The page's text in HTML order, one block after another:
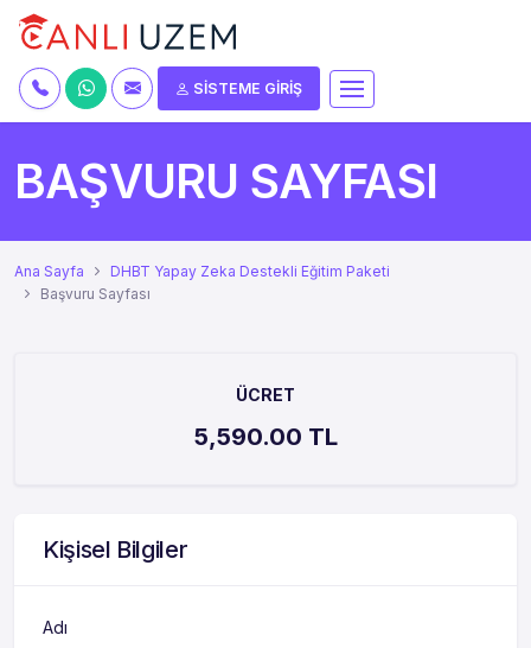
SİSTEME GİRİŞ
BAŞVURU SAYFASI
Ana Sayfa
DHBT Yapay Zeka Destekli Eğitim Paketi
Başvuru Sayfası
ÜCRET
5,590.00 TL
Kişisel Bilgiler
Adı